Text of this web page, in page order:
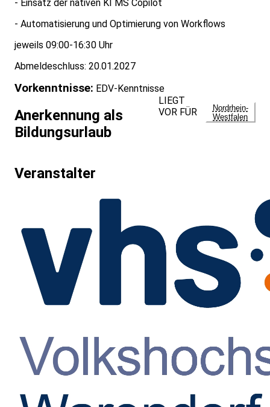
- Einsatz der nativen KI MS Copilot
- Automatisierung und Optimierung von Workflows
jeweils 09:00-16:30 Uhr
Abmeldeschluss: 20.01.2027
Vorkenntnisse: EDV-Kenntnisse
Anerkennung als
Bildungsurlaub
LIEGT
VOR FÜR
Nordrhein-
Westfalen
Veranstalter